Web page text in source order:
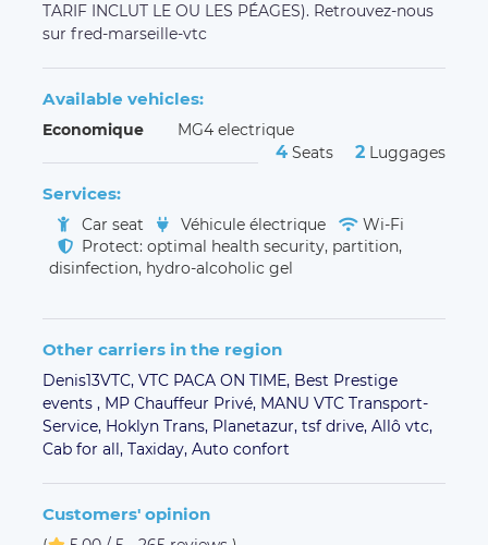
TARIF INCLUT LE OU LES PÉAGES). Retrouvez-nous
sur fred-marseille-vtc
Available vehicles:
Economique MG4 electrique
4 Seats 2 Luggages
Services:
Car seat Véhicule électrique
Wi-Fi
Protect: optimal health security, partition,
disinfection, hydro-alcoholic gel
Other carriers in the region
Denis13VTC, VTC PACA ON TIME, Best Prestige
events , MP Chauffeur Privé, MANU VTC Transport-
Service, Hoklyn Trans, Planetazur, tsf drive, Allô vtc,
Cab for all, Taxiday, Auto confort
Customers' opinion